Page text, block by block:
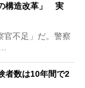
構造改革」 実
不足」だ。警察
者数は10年間で2